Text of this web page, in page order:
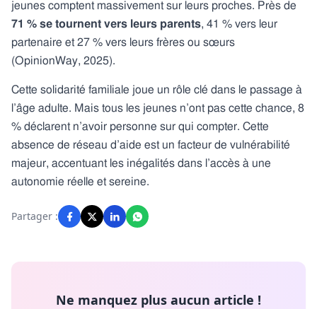
jeunes comptent massivement sur leurs proches. Près de
71 % se tournent vers leurs parents, 41 % vers leur
partenaire et 27 % vers leurs frères ou sœurs
(OpinionWay, 2025).
Cette solidarité familiale joue un rôle clé dans le passage à
l’âge adulte. Mais tous les jeunes n’ont pas cette chance, 8
% déclarent n’avoir personne sur qui compter. Cette
absence de réseau d’aide est un facteur de vulnérabilité
majeur, accentuant les inégalités dans l’accès à une
autonomie réelle et sereine.
Partager :
Ne manquez plus aucun article !